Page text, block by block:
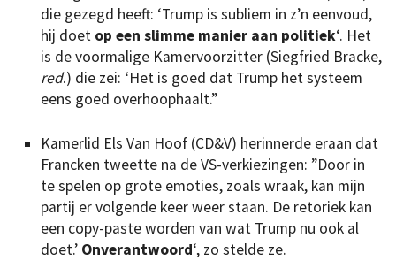
die gezegd heeft: ‘Trump is subliem in z’n eenvoud,
hij doet op een slimme manier aan politiek‘. Het
is de voormalige Kamervoorzitter (Siegfried Bracke,
red.) die zei: ‘Het is goed dat Trump het systeem
eens goed overhoophaalt.”
Kamerlid Els Van Hoof (CD&V) herinnerde eraan dat
Francken tweette na de VS-verkiezingen: ”Door in
te spelen op grote emoties, zoals wraak, kan mijn
partij er volgende keer weer staan. De retoriek kan
een copy-paste worden van wat Trump nu ook al
doet.’ Onverantwoord‘, zo stelde ze.